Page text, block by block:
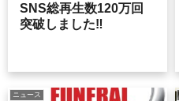
SNS総再生数120万回
突破しました‼
ニュース